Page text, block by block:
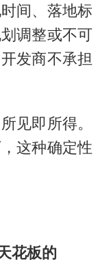
间、落地标
调整或不可
发商不承担
见即所得。
这种确定性
花板的